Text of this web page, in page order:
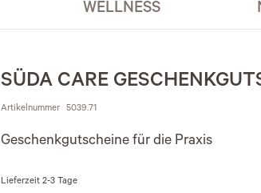
WELLNESS
SÜDA CARE
Artikelnummer 5039.71
Geschenkgutscheine für die Praxis
Lieferzeit 2-3 Tage